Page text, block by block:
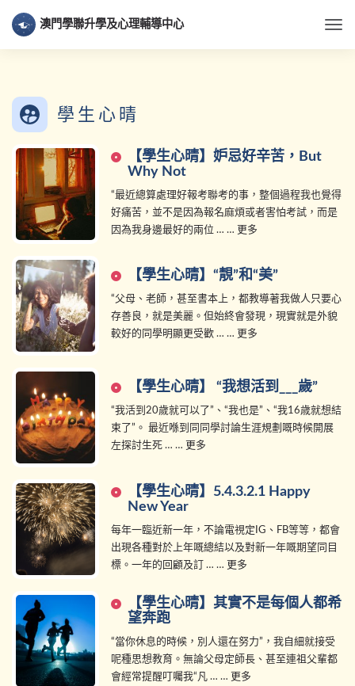
澳門學聯升學及心理輔導中心
學生心晴
【學生心晴】妒忌好辛苦，But
Why Not
“最近總算處理好報考聯考的事，整個過程我也覺得
好痛苦，並不是因為報名麻煩或者害怕考試，而是
因為我身邊最好的兩位 … … 更多
【學生心晴】“靚”和“美”
“父母、老師，甚至書本上，都教導著我做人只要心
存善良，就是美麗。但始終會發現，現實就是外貌
較好的同學明顯更受歡 … … 更多
【學生心晴】 “我想活到___歲”
“我活到20歲就可以了”、“我也是”、“我16歳就想結
束了”。 最近喺到同同學討論生涯規劃嘅時候開展
左探討生死 … … 更多
【學生心晴】5.4.3.2.1 Happy
New Year
每年一臨近新一年，不論電視定IG、FB等等，都會
出現各種對於上年嘅總結以及對新一年嘅期望同目
標。一年的回顧及訂 … … 更多
【學生心晴】其實不是每個人都希
望奔跑
“當你休息的時候，別人還在努力”，我自細就接受
呢種思想教育。無論父母定師長、甚至連祖父輩都
會經常提醒叮囑我“凡 … … 更多